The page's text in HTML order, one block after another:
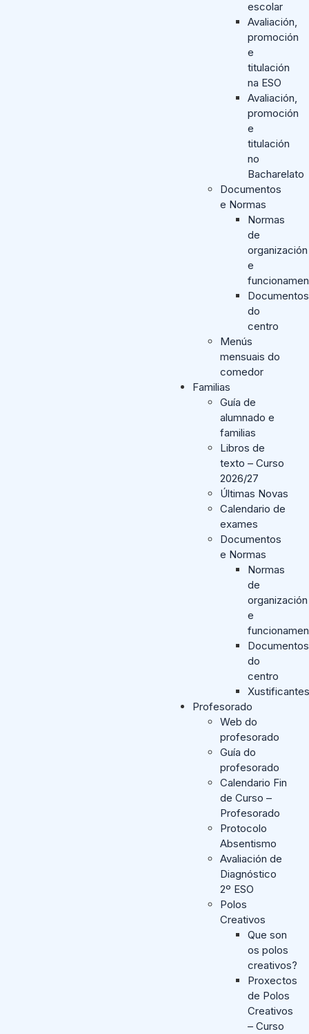
escolar
Avaliación,
promoción
e
titulación
na ESO
Avaliación,
promoción
e
titulación
no
Bacharelato
Documentos
e Normas
Normas
de
organización
e
Documentos
do
centro
Menús
mensuais do
comedor
Familias
Guía de
alumnado e
familias
Libros de
texto – Curso
2026/27
Últimas Novas
Calendario de
exames
Documentos
e Normas
Normas
de
organización
e
Documentos
do
centro
Xustificantes
Profesorado
Web do
profesorado
Guía do
profesorado
Calendario Fin
de Curso –
Profesorado
Protocolo
Absentismo
Avaliación de
Diagnóstico
2º ESO
Polos
Creativos
Que son
os polos
creativos?
Proxectos
de Polos
Creativos
– Curso